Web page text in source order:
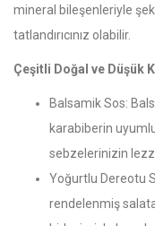
mineral bileşenleriyle
tatlandırıcınız olabilir.
Çeşitli Doğal ve Düşük
Balsamik Sos:
karabiberin
sebzelerinizin
Yoğurtlu Dereotu
rendelenmiş